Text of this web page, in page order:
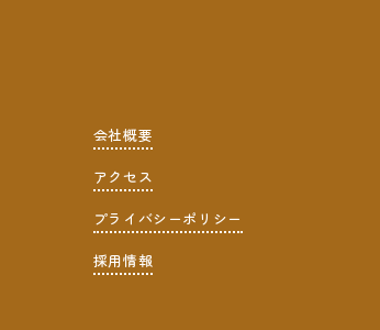
会社概要
アクセス
プライバシーポリシー
採用情報